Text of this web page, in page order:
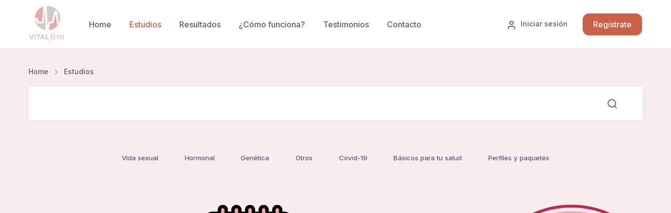
Iniciar sesión Regístrate
Home Estudios Resultados ¿Cómo funciona? Testimonios Contacto
Home Estudios
Vida sexual Hormonal Genética Otros Covid-19 Básicos para tu salud Perfiles y paquetes